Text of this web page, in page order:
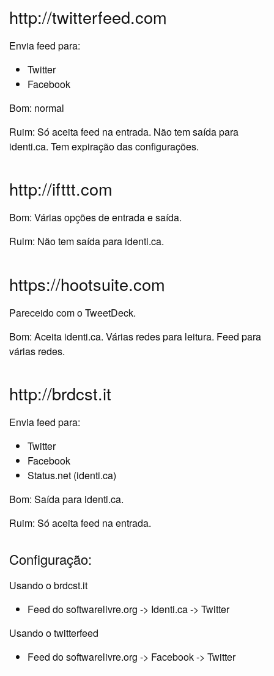
http://twitterfeed.com
Envia feed para:
Twitter
Facebook
Bom: normal
Ruim: Só aceita feed na entrada. Não tem saída para
identi.ca. Tem expiração das configurações.
http://ifttt.com
Bom: Várias opções de entrada e saída.
Ruim: Não tem saída para identi.ca.
https://hootsuite.com
Pareceido com o TweetDeck.
Bom: Aceita identi.ca. Várias redes para leitura. Feed para
várias redes.
http://brdcst.it
Envia feed para:
Twitter
Facebook
Status.net (identi.ca)
Bom: Saída para identi.ca.
Ruim: Só aceita feed na entrada.
Configuração:
Usando o brdcst.it
Feed do softwarelivre.org -> Identi.ca -> Twitter
Usando o twitterfeed
Feed do softwarelivre.org -> Facebook -> Twitter